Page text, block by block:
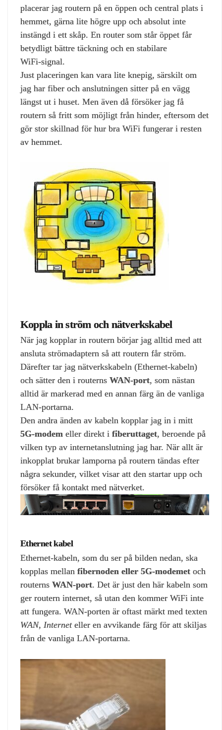
placerar jag routern på en öppen och central plats i
hemmet, gärna lite högre upp och absolut inte
instängd i ett skåp. En router som står öppet får
betydligt bättre täckning och en stabilare
WiFi‑signal.
Just placeringen kan vara lite knepig, särskilt om
jag har fiber och anslutningen sitter på en vägg
längst ut i huset. Men även då försöker jag få
routern så fritt som möjligt från hinder, eftersom det
gör stor skillnad för hur bra WiFi fungerar i resten
av hemmet.
Koppla in ström och nätverkskabel
När jag kopplar in routern börjar jag alltid med att
ansluta strömadaptern så att routern får ström.
Därefter tar jag nätverkskabeln (Ethernet‑kabeln)
och sätter den i routerns WAN‑port, som nästan
alltid är markerad med en annan färg än de vanliga
LAN‑portarna.
Den andra änden av kabeln kopplar jag in i mitt
5G‑modem eller direkt i fiberuttaget, beroende på
vilken typ av internetanslutning jag har. När allt är
inkopplat brukar lamporna på routern tändas efter
några sekunder, vilket visar att den startar upp och
försöker få kontakt med nätverket.
Ethernet kabel
Ethernet‑kabeln, som du ser på bilden nedan, ska
kopplas mellan fibernoden eller 5G‑modemet och
routerns WAN‑port. Det är just den här kabeln som
ger routern internet, så utan den kommer WiFi inte
att fungera. WAN‑porten är oftast märkt med texten
WAN, Interneteller en avvikande färg för att skiljas
från de vanliga LAN‑portarna.